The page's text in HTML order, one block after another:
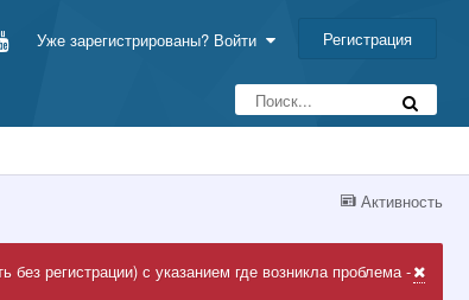
Уже зарегистрированы? Войти Регистрация
Активность
без регистрации) с указанием где возникла проблема -